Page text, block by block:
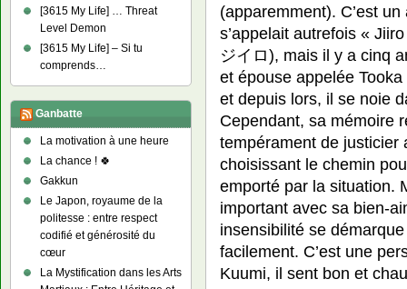
(apparemment). C’est
s’appelait autrefois «
ジイロ), mais il y a cinq
et épouse appelée
et depuis lors, il se noie
Cependant, sa mémoire
tempérament de justicier
choisissant le chemin
emporté par la situation.
important avec sa bien-
insensibilité se
facilement. C’est une
Kuumi, il sent bon et
[3615 My Life] … Threat
Level Demon
[3615 My Life] – Si tu
comprends…
Ganbatte
La motivation à une heure
La chance ! 🍀
Gakkun
Le Japon, royaume de la
politesse : entre respect
codifié et générosité du
cœur
La Mystification dans les Arts